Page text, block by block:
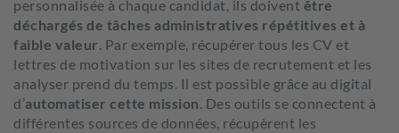
personnalisée à chaque candidat, ils doivent être
déchargés de tâches administratives répétitives et à
faible valeur. Par exemple, récupérer tous les CV et
lettres de motivation sur les sites de recrutement et les
analyser prend du temps. Il est possible grâce au digital
d’automatiser cette mission. Des outils se connectent à
différentes sources de données, récupèrent les